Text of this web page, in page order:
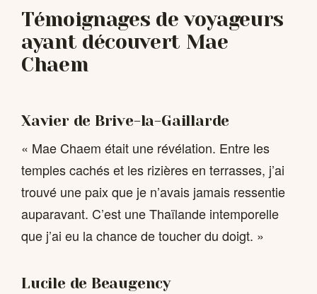
Témoignages de voyageurs
ayant découvert Mae
Chaem
Xavier de Brive-la-Gaillarde
« Mae Chaem était une révélation. Entre les
temples cachés et les rizières en terrasses, j’ai
trouvé une paix que je n’avais jamais ressentie
auparavant. C’est une Thaïlande intemporelle
que j’ai eu la chance de toucher du doigt. »
Lucile de Beaugency